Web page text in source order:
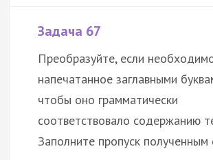
Задача 67
Преобразуйте, если
напечатанное заглавными
чтобы оно грамматически
соответствовало содержанию
Заполните пропуск полученным